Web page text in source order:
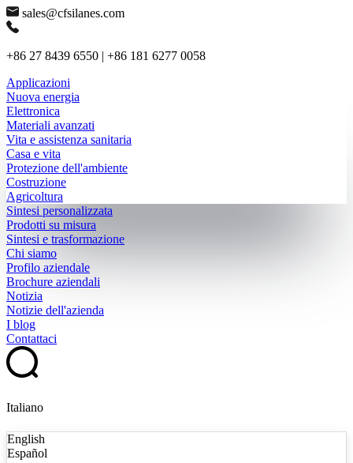
sales@cfsilanes.com
+86 27 8439 6550 | +86 181 6277 0058
Applicazioni
Nuova energia
Elettronica
Materiali avanzati
Vita e assistenza sanitaria
Casa e vita
Protezione dell'ambiente
Costruzione
Agricoltura
Sintesi personalizzata
Prodotti su misura
Sintesi e trasformazione
Chi siamo
Profilo aziendale
Brochure aziendali
Notizia
Notizie dell'azienda
I blog
Contattaci
Italiano
English
Español